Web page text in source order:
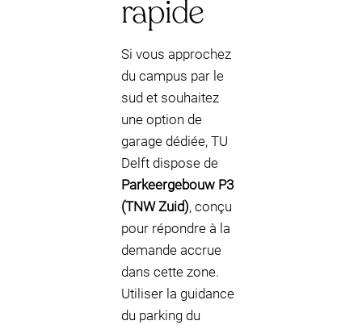
rapide
Si vous approchez
du campus par le
sud et souhaitez
une option de
garage dédiée, TU
Delft dispose de
Parkeergebouw P3
(TNW Zuid), conçu
pour répondre à la
demande accrue
dans cette zone.
Utiliser la guidance
du parking du